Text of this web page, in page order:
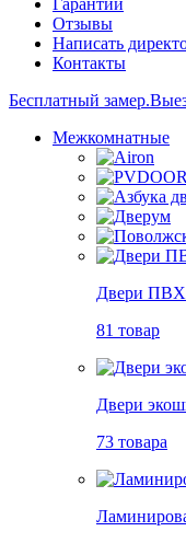
Гарантии
Отзывы
Написать
Контакты
Бесплатный замер.
Межкомнатные
Двери ПВХ
81 товар
Двери
73 товара